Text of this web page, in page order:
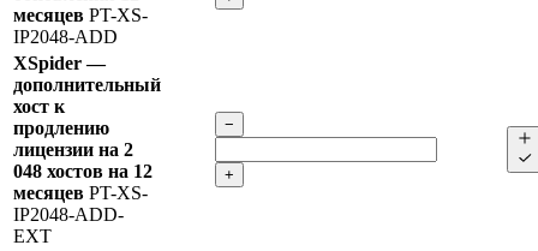
месяцев PT-XS-
IP2048-ADD
XSpider —
дополнительный
хост к
продлению
лицензии на 2
048 хостов на 12
месяцев PT-XS-
IP2048-ADD-
EXT
−
+